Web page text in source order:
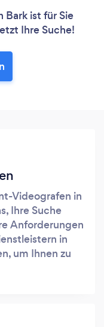
Bark ist für Sie
Ihre Suche!
Videografen in
Ihre Suche
Anforderungen
in
um Ihnen zu